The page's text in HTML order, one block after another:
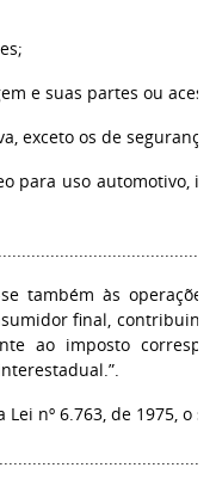
e suas partes ou
exceto os de segurança;
para uso automotivo,
também às
final,
ao imposto
nº 6.763, de 1975, o